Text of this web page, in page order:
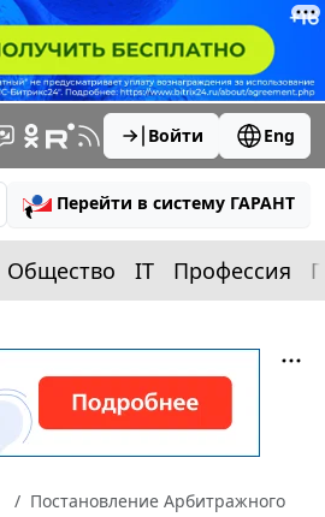
Войти Eng
Перейти в систему ГАРАНТ
Общество IT Профессия
Постановление Арбитражного